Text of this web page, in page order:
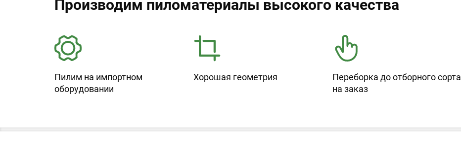
Производим пиломатериалы высокого качества
Пилим на импортном
оборудовании
Хорошая геометрия
Переборка до отборного сорта
на заказ